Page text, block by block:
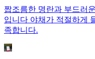
짭조름한 명란과 부드러
입니다 야채가 적절하게
족합니다.